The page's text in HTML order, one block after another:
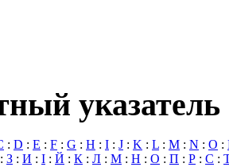
указатель
: D : E : F : G : H : I : J : K : L : M : N : O :
З : И : І : Й : К : Л : М : Н : О : П : Р : С :